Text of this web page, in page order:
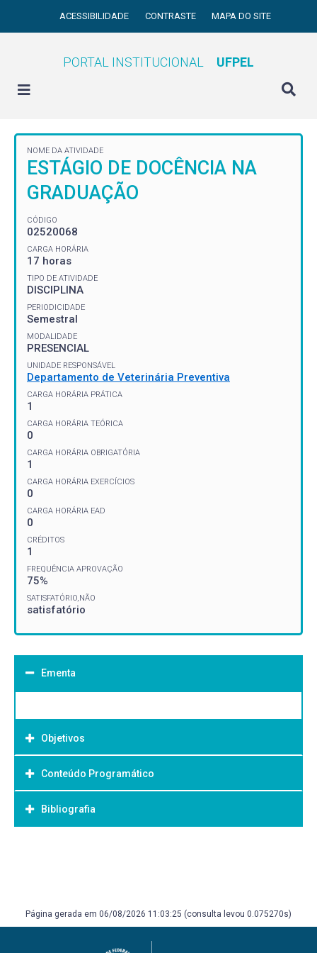
ACESSIBILIDADE CONTRASTE MAPA DO SITE
PORTAL INSTITUCIONAL UFPEL
NOME DA ATIVIDADE
ESTÁGIO DE DOCÊNCIA NA
GRADUAÇÃO
CÓDIGO
02520068
CARGA HORÁRIA
17 horas
TIPO DE ATIVIDADE
DISCIPLINA
PERIODICIDADE
Semestral
MODALIDADE
PRESENCIAL
UNIDADE RESPONSÁVEL
Departamento de Veterinária Preventiva
CARGA HORÁRIA PRÁTICA
1
CARGA HORÁRIA TEÓRICA
0
CARGA HORÁRIA OBRIGATÓRIA
1
CARGA HORÁRIA EXERCÍCIOS
0
CARGA HORÁRIA EAD
0
CRÉDITOS
1
FREQUÊNCIA APROVAÇÃO
75%
SATISFATÓRIO,NÃO
satisfatório
Ementa
Objetivos
Objetivo Geral:
Conteúdo Programático
Bibliografia
Página gerada em 06/08/2026 11:03:25 (consulta levou 0.075270s)